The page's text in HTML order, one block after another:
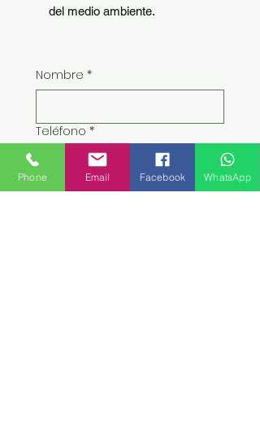
del medio ambiente.
Nombre *
Teléfono *
Email *
Phone Email Facebook WhatsApp